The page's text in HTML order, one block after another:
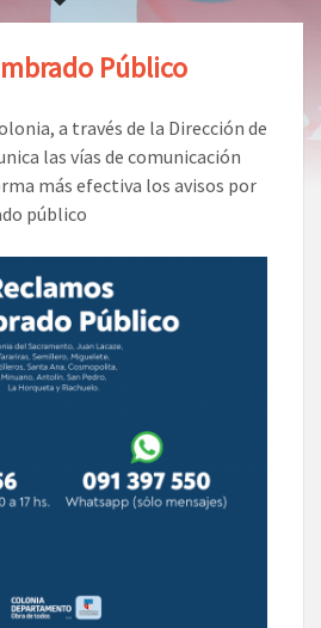
Público
a través de la Dirección de
las vías de comunicación
más efectiva los avisos por
público